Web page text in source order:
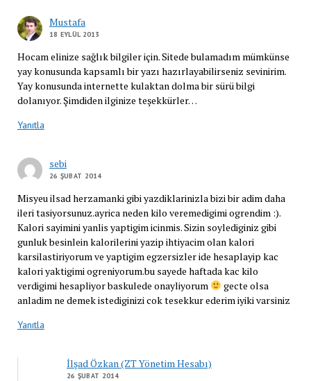
Mustafa
18 EYLÜL 2013
Hocam elinize sağlık bilgiler için. Sitede bulamadım mümkünse
yay konusunda kapsamlı bir yazı hazırlayabilirseniz sevinirim.
Yay konusunda internette kulaktan dolma bir sürü bilgi
dolanıyor. Şimdiden ilginize teşekkürler…
Yanıtla
sebi
26 ŞUBAT 2014
Misyeu ilsad herzamanki gibi yazdiklarinizla bizi bir adim daha
ileri tasiyorsunuz.ayrica neden kilo veremedigimi ogrendim :).
Kalori sayimini yanlis yaptigim icinmis. Sizin soylediginiz gibi
gunluk besinlein kalorilerini yazip ihtiyacim olan kalori
karsilastiriyorum ve yaptigim egzersizler ide hesaplayip kac
kalori yaktigimi ogreniyorum.bu sayede haftada kac kilo
verdigimi hesapliyor baskulede onayliyorum
gecte olsa
anladim ne demek istediginizi cok tesekkur ederim iyiki varsiniz
Yanıtla
İlşad Özkan (ZT Yönetim Hesabı)
26 ŞUBAT 2014